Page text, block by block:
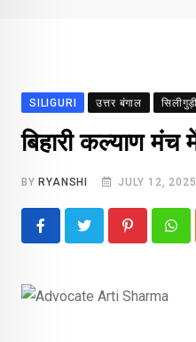
SILIGURI उत्तर बंगाल सिलीगुड़ी
बिहारी कल्याण मंच
BY RYANSHI JULY 12, 2025
Pinterest